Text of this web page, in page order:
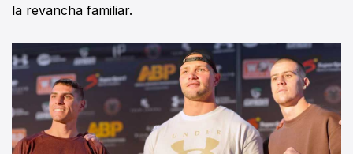
la revancha familiar.